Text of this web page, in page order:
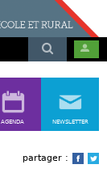
AGENDA NEWSLETTER
partager :